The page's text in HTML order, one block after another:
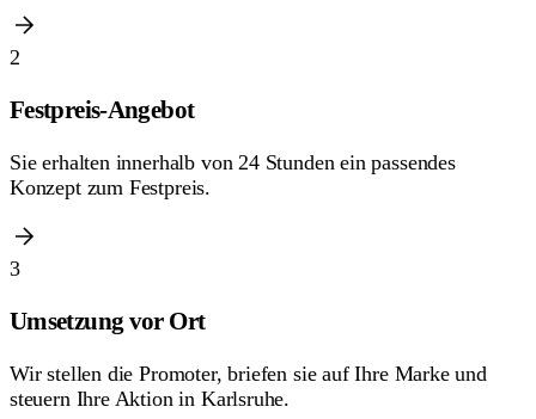
2
Festpreis-Angebot
Sie erhalten innerhalb von 24 Stunden ein passendes
Konzept zum Festpreis.
3
Umsetzung vor Ort
Wir stellen die Promoter, briefen sie auf Ihre Marke und
steuern Ihre Aktion in Karlsruhe.